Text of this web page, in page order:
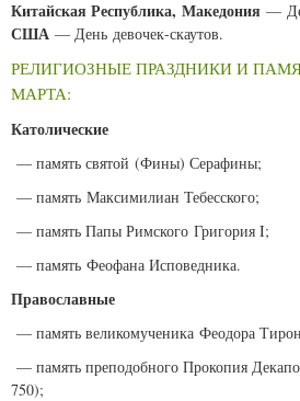
Китайская Республика, Македония —
США — День девочек-скаутов.
РЕЛИГИОЗНЫЕ ПРАЗДНИКИ И
МАРТА:
Католические
— память святой (Фины) Серафины;
— память Максимилиан Тебесского;
— память Папы Римского Григория I;
— память Феофана Исповедника.
Православные
— память великомученика Феодора
— память преподобного Прокопия
750);